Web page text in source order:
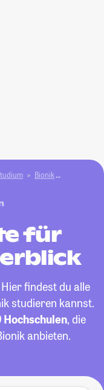
Bionik Wo Bionik
für
findest du alle
studieren kannst.
Hochschulen, die
anbieten.